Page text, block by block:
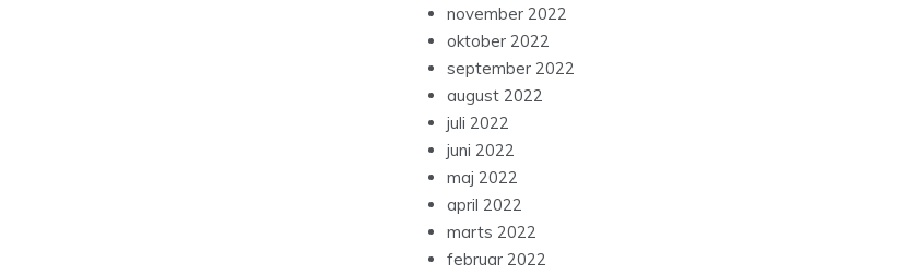
november 2022
oktober 2022
september 2022
august 2022
juli 2022
juni 2022
maj 2022
april 2022
marts 2022
februar 2022